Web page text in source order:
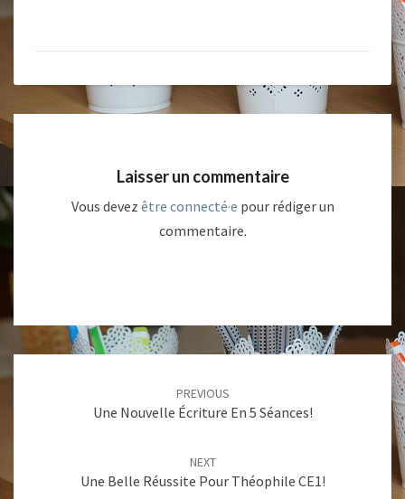
Laisser un commentaire
Vous devez être connecté·e pour rédiger un
commentaire.
navigation
PREVIOUS
Une Nouvelle Écriture En 5 Séances!
NEXT
Une Belle Réussite Pour Théophile CE1!